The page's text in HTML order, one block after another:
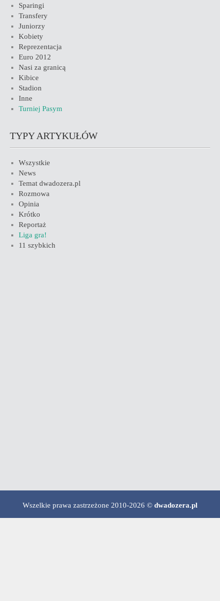
Sparingi
Transfery
Juniorzy
Kobiety
Reprezentacja
Euro 2012
Nasi za granicą
Kibice
Stadion
Inne
Turniej Pasym
TYPY ARTYKUŁÓW
Wszystkie
News
Temat dwadozera.pl
Rozmowa
Opinia
Krótko
Reportaż
Liga gra!
11 szybkich
Wszelkie prawa zastrzeżone 2010-2026 © dwadozera.pl